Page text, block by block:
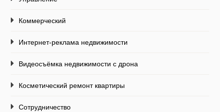
Коммерческий
Интернет-реклама недвижимости
Видеосъёмка недвижимости с дрона
Косметический ремонт квартиры
Сотрудничество